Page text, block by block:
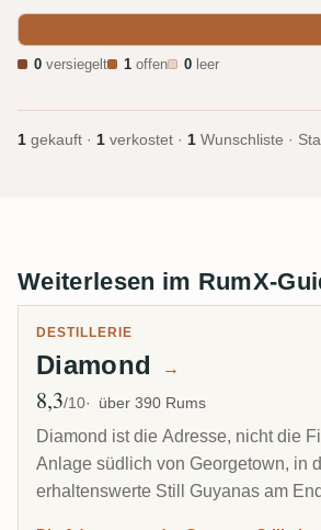
0 versiegelt 1 offen 0 leer
1 gekauft · 1 verkostet · 1 Wunschliste ·
Weiterlesen im RumX-
DESTILLERIE
Diamond →
Ø Bewertung
8,3/10 über 390 Rums
Diamond ist die Adresse, nicht die
Anlage südlich von Georgetown, in
erhaltenswerte Still Guyanas am